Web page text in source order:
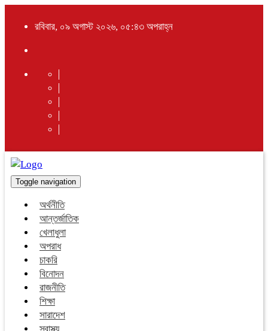
রবিবার, ০৯ অগাস্ট ২০২৬, ০৫:৪৩ অপরাহ্ন
Toggle navigation
অর্থনীতি
আন্তর্জাতিক
খেলাধুলা
অপরাধ
চাকরি
বিনোদন
রাজনীতি
শিক্ষা
সারাদেশ